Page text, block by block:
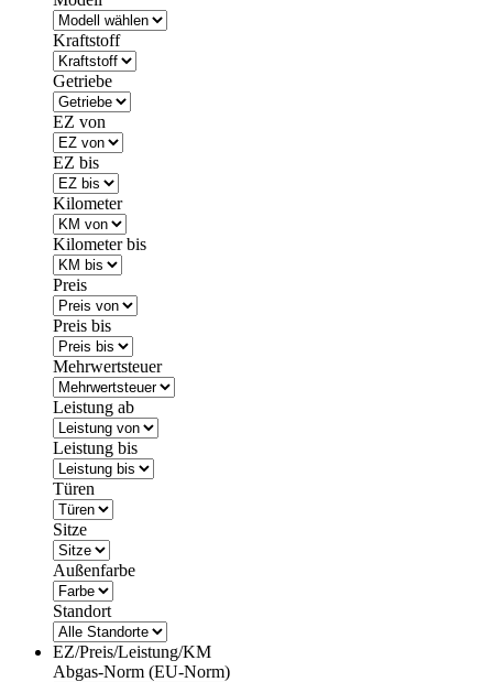
Kraftstoff
Getriebe
EZ von
EZ bis
Kilometer
Kilometer bis
Preis
Preis bis
Mehrwertsteuer
Leistung ab
Leistung bis
Türen
Sitze
Außenfarbe
Standort
EZ/Preis/Leistung/KM
Abgas-Norm (EU-Norm)